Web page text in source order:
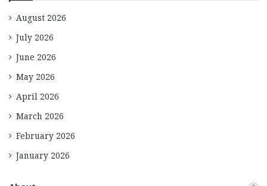
August 2026
July 2026
June 2026
May 2026
April 2026
March 2026
February 2026
January 2026